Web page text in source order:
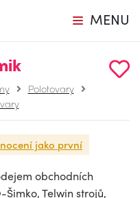
MENU
Polotovary
jako první
obchodních
Šimko, Telwin strojů,